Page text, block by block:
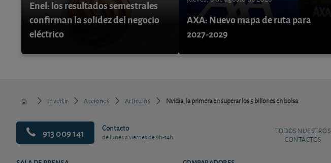
Enel: los resultados semestrales
confirman la solidez del negocio
eléctrico
AXA: Nuevo mapa de ruta para
2027-2029
Invertir Acciones Artículos Nvidia, la primera en superar los 5 billones en bolsa
913 009 141 Contacto
de lunes a viernes de 9h-14h
TODOS NUESTROS
CONTACTOS